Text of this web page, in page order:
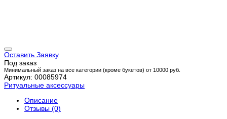
Оставить Заявку
Под заказ
Минимальный заказ на все категории (кроме букетов) от 10000 руб.
Артикул: 00085974
Ритуальные аксессуары
Описание
Отзывы (0)